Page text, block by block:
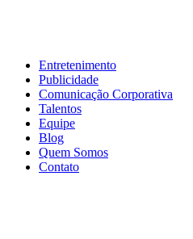
Entretenimento
Publicidade
Comunicação Corporativa
Talentos
Equipe
Blog
Quem Somos
Contato